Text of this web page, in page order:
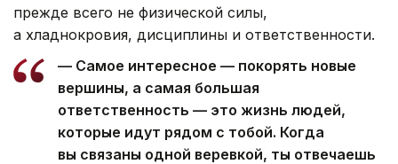
прежде всего не физической силы,
а хладнокровия, дисциплины и ответственности.
— Самое интересное — покорять новые
вершины, а самая большая
ответственность — это жизнь людей,
которые идут рядом с тобой. Когда
вы связаны одной веревкой, ты отвечаешь